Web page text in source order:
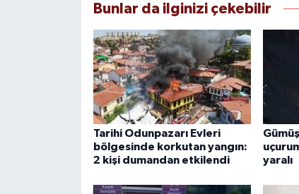
Bunlar da ilginizi çekebilir
Tarihi Odunpazarı Evleri
bölgesinde korkutan yangın:
2 kişi dumandan etkilendi
yaralı